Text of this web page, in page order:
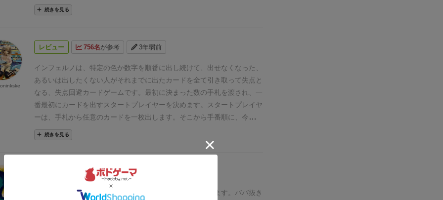
ゲームは赤カードを引き取らないようにするUNO亜種のゴーアウト
続きを見る
レビュー 756名が参考 3年弱前
インフェルノは、特定の色か数字を順番に出し続けて、出せなくなった、
あるいは出したくない人がそれまでに出たカードを全て引き取って失点と
なる、失点回避カードゲームです。 最初に決まった数の手札を渡され、一
番最初にカードを出すスタートプレイヤーを決めます。
スタートプレイヤ
ーは、手札から任意のカードを一枚出します。 そこから手番順に、今出し
たカードと「同じ色」か「同じ数字」のカードを、他のプレイヤーにも分
かるように目の前に置きます。
カードは5色で数字は1〜5。
「最初に出た色と数字だけを参照する」ことです。新しく出たカードの色
と数字は関係ありません。 もちろん、最初に出したプレイヤーに手番が戻
って来れば、同じように最初に自分で決めた色か数字を出さなければなら
ないので、自爆しないよう注意も必要です。
どこかで出せなくなるか、出
続きを見る
742名が参考
毎回、ゲーム会でいっちゃん最初に遊ぶゲームに悩んどります。 ババ抜き